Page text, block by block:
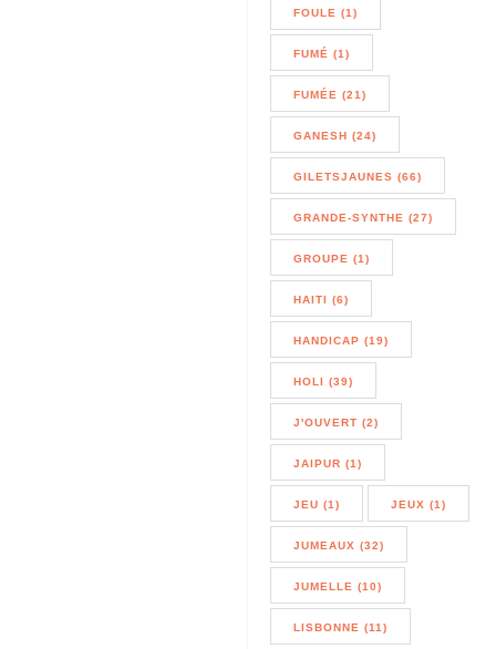
FOULE (1)
FUMÉ (1)
FUMÉE (21)
GANESH (24)
GILETSJAUNES (66)
GRANDE-SYNTHE (27)
GROUPE (1)
HAITI (6)
HANDICAP (19)
HOLI (39)
J'OUVERT (2)
JAIPUR (1)
JEU (1) JEUX (1)
JUMEAUX (32)
JUMELLE (10)
LISBONNE (11)